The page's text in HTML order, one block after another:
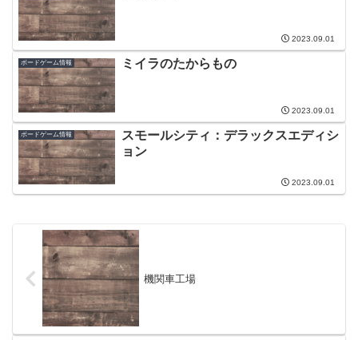
2023.09.01
ボードゲーム情報 ミイラのたからもの
2023.09.01
ボードゲーム情報
スモールシティ：デラックスエディシ
ョン
2023.09.01
機関車工場